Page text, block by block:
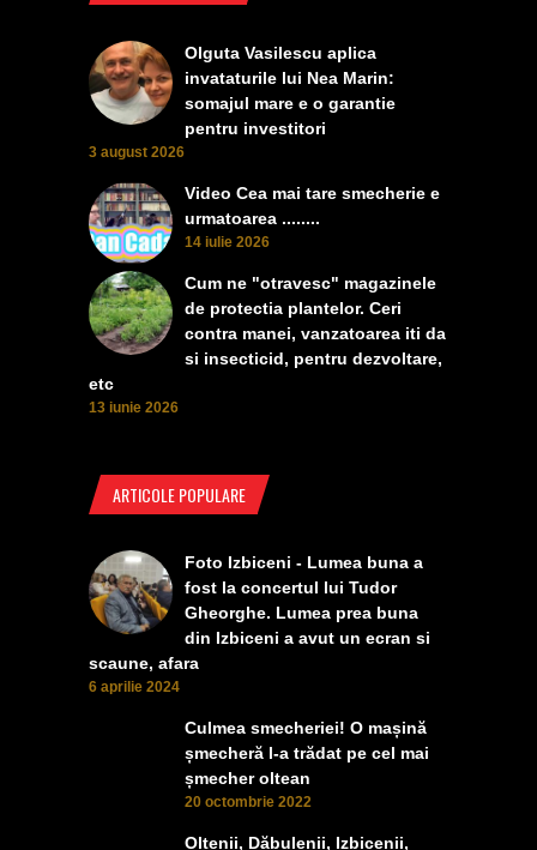
Olguta Vasilescu aplica
invataturile lui Nea Marin:
somajul mare e o garantie
pentru investitori
3 august 2026
Video Cea mai tare smecherie e
urmatoarea ........
14 iulie 2026
Cum ne "otravesc" magazinele
de protectia plantelor. Ceri
contra manei, vanzatoarea iti da
si insecticid, pentru dezvoltare,
etc
13 iunie 2026
ARTICOLE POPULARE
Foto Izbiceni - Lumea buna a
fost la concertul lui Tudor
Gheorghe. Lumea prea buna
din Izbiceni a avut un ecran si
scaune, afara
6 aprilie 2024
Culmea smecheriei! O mașină
șmecheră l-a trădat pe cel mai
șmecher oltean
20 octombrie 2022
Oltenii, Dăbulenii, Izbicenii,